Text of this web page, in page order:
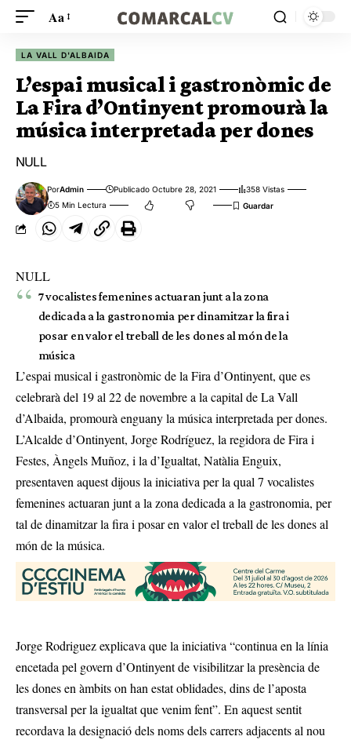
Aa
LA VALL D'ALBAIDA
L’espai musical i gastronòmic de
La Fira d’Ontinyent promourà la
música interpretada per dones
NULL
PorAdmin Publicado Octubre 28, 2021
358 Vistas
5 Min Lectura
NULL
7 vocalistes femenines actuaran junt a la zona
dedicada a la gastronomia per dinamitzar la fira i
posar en valor el treball de les dones al món de la
música
L’espai musical i gastronòmic de la Fira d’Ontinyent, que es
celebrarà del 19 al 22 de novembre a la capital de La Vall
d’Albaida, promourà enguany la música interpretada per dones.
L’Alcalde d’Ontinyent, Jorge Rodríguez, la regidora de Fira i
Festes, Àngels Muñoz, i la d’Igualtat, Natàlia Enguix,
presentaven aquest dijous la iniciativa per la qual 7 vocalistes
femenines actuaran junt a la zona dedicada a la gastronomia, per
tal de dinamitzar la fira i posar en valor el treball de les dones al
món de la música.
Jorge Rodriguez explicava que la iniciativa “continua en la línia
encetada pel govern d’Ontinyent de visibilitzar la presència de
les dones en àmbits on han estat oblidades, dins de l’aposta
transversal per la igualtat que venim fent”. En aquest sentit
recordava la designació dels noms dels carrers adjacents al nou